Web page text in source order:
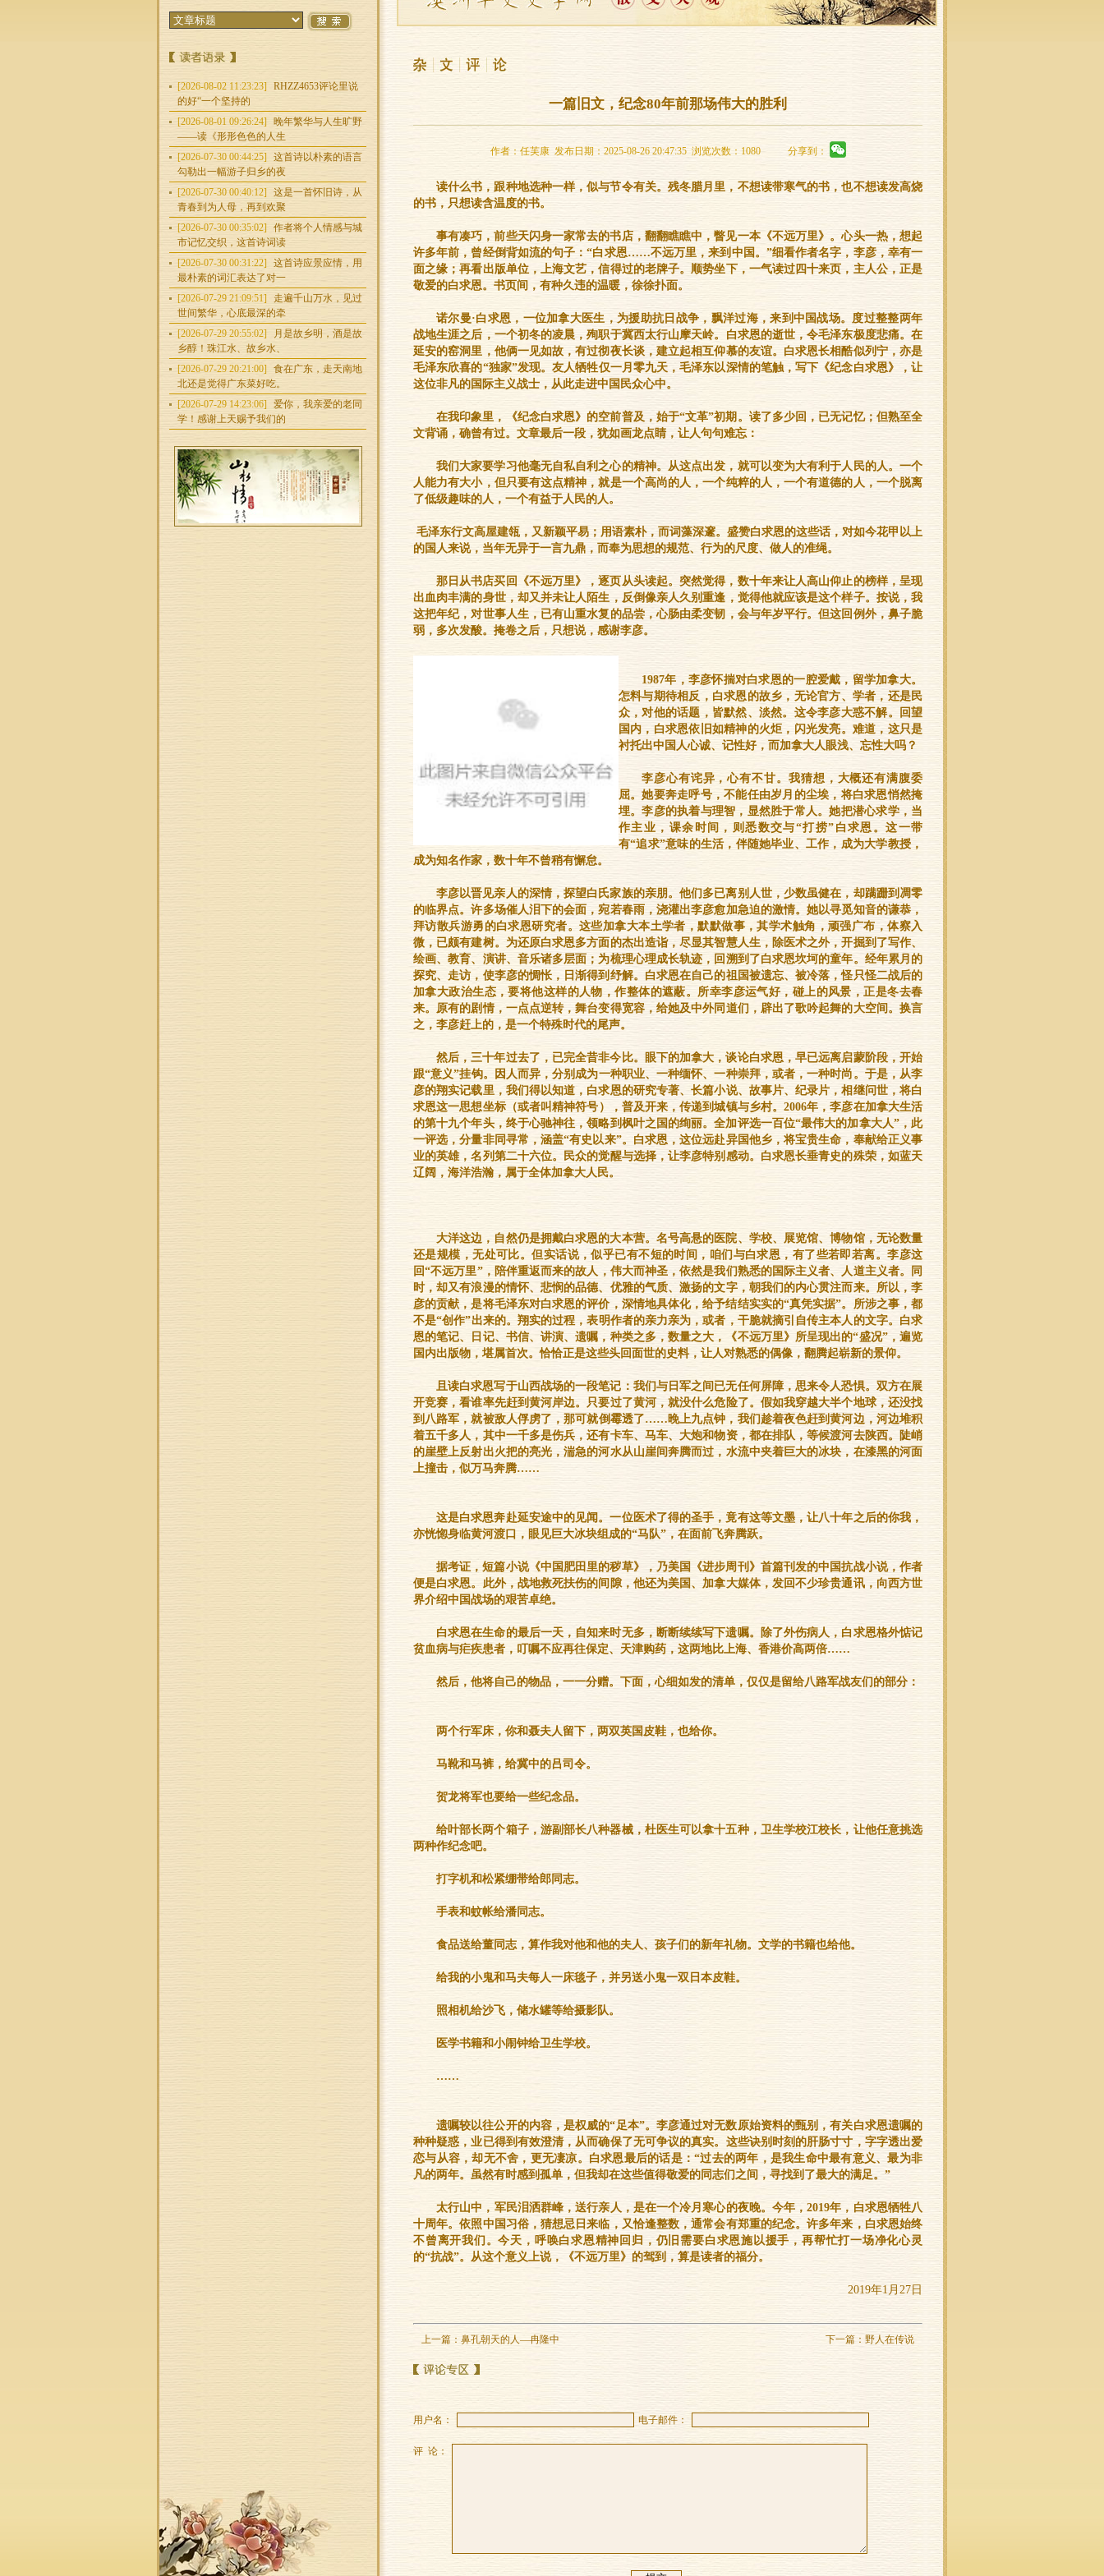
[2026-08-02 11:23:23]
RHZZ4653评论里说
的好“一个坚持的
[2026-08-01 09:26:24]
晚年繁华与人生旷野
——读《形形色色的人生
[2026-07-30 00:44:25]
这首诗以朴素的语言
勾勒出一幅游子归乡的夜
[2026-07-30 00:40:12]
这是一首怀旧诗，从
青春到为人母，再到欢聚
[2026-07-30 00:35:02]
作者将个人情感与城
市记忆交织，这首诗词读
[2026-07-30 00:31:22]
这首诗应景应情，用
最朴素的词汇表达了对一
[2026-07-29 21:09:51]
走遍千山万水，见过
世间繁华，心底最深的牵
[2026-07-29 20:55:02]
月是故乡明，酒是故
乡醇！珠江水、故乡水、
[2026-07-29 20:21:00]
食在广东，走天南地
北还是觉得广东菜好吃。
[2026-07-29 14:23:06]
爱你，我亲爱的老同
学！感谢上天赐予我们的
一篇旧文，纪念80年前那场伟大的胜利
作者：任芙康 发布日期：2025-08-26 20:47:35 浏览次数：1080 分享到：
读什么书，跟种地选种一样，似与节令有关。残冬腊月里，不想读带寒气的书，也不想读发高烧
的书，只想读含温度的书。
事有凑巧，前些天闪身一家常去的书店，翻翻瞧瞧中，瞥见一本《不远万里》。心头一热，想起
许多年前，曾经倒背如流的句子：“白求恩……不远万里，来到中国。”细看作者名字，李彦，幸有一
面之缘；再看出版单位，上海文艺，信得过的老牌子。顺势坐下，一气读过四十来页，主人公，正是
敬爱的白求恩。书页间，有种久违的温暖，徐徐扑面。
诺尔曼·白求恩，一位加拿大医生，为援助抗日战争，飘洋过海，来到中国战场。度过整整两年
战地生涯之后，一个初冬的凌晨，殉职于冀西太行山摩天岭。白求恩的逝世，令毛泽东极度悲痛。在
延安的窑洞里，他俩一见如故，有过彻夜长谈，建立起相互仰慕的友谊。白求恩长相酷似列宁，亦是
毛泽东欣喜的“独家”发现。友人牺牲仅一月零九天，毛泽东以深情的笔触，写下《纪念白求恩》，让
这位非凡的国际主义战士，从此走进中国民众心中。
在我印象里，《纪念白求恩》的空前普及，始于“文革”初期。读了多少回，已无记忆；但熟至全
文背诵，确曾有过。文章最后一段，犹如画龙点睛，让人句句难忘：
我们大家要学习他毫无自私自利之心的精神。从这点出发，就可以变为大有利于人民的人。一个
人能力有大小，但只要有这点精神，就是一个高尚的人，一个纯粹的人，一个有道德的人，一个脱离
了低级趣味的人，一个有益于人民的人。
毛泽东行文高屋建瓴，又新颖平易；用语素朴，而词藻深邃。盛赞白求恩的这些话，对如今花甲以上
的国人来说，当年无异于一言九鼎，而奉为思想的规范、行为的尺度、做人的准绳。
那日从书店买回《不远万里》，逐页从头读起。突然觉得，数十年来让人高山仰止的榜样，呈现
出血肉丰满的身世，却又并未让人陌生，反倒像亲人久别重逢，觉得他就应该是这个样子。按说，我
这把年纪，对世事人生，已有山重水复的品尝，心肠由柔变韧，会与年岁平行。但这回例外，鼻子脆
弱，多次发酸。掩卷之后，只想说，感谢李彦。
1987年，李彦怀揣对白求恩的一腔爱戴，留学加拿大。
怎料与期待相反，白求恩的故乡，无论官方、学者，还是民
众，对他的话题，皆默然、淡然。这令李彦大惑不解。回望
国内，白求恩依旧如精神的火炬，闪光发亮。难道，这只是
衬托出中国人心诚、记性好，而加拿大人眼浅、忘性大吗？
李彦心有诧异，心有不甘。我猜想，大概还有满腹委
屈。她要奔走呼号，不能任由岁月的尘埃，将白求恩悄然掩
埋。李彦的执着与理智，显然胜于常人。她把潜心求学，当
作主业，课余时间，则悉数交与“打捞”白求恩。这一带
有“追求”意味的生活，伴随她毕业、工作，成为大学教授，
成为知名作家，数十年不曾稍有懈怠。
李彦以晋见亲人的深情，探望白氏家族的亲朋。他们多已离别人世，少数虽健在，却蹒跚到凋零
的临界点。许多场催人泪下的会面，宛若春雨，浇灌出李彦愈加急迫的激情。她以寻觅知音的谦恭，
拜访散兵游勇的白求恩研究者。这些加拿大本土学者，默默做事，其学术触角，顽强广布，体察入
微，已颇有建树。为还原白求恩多方面的杰出造诣，尽显其智慧人生，除医术之外，开掘到了写作、
绘画、教育、演讲、音乐诸多层面；为梳理心理成长轨迹，回溯到了白求恩坎坷的童年。经年累月的
探究、走访，使李彦的惆怅，日渐得到纾解。白求恩在自己的祖国被遗忘、被冷落，怪只怪二战后的
加拿大政治生态，要将他这样的人物，作整体的遮蔽。所幸李彦运气好，碰上的风景，正是冬去春
来。原有的剧情，一点点逆转，舞台变得宽容，给她及中外同道们，辟出了歌吟起舞的大空间。换言
之，李彦赶上的，是一个特殊时代的尾声。
然后，三十年过去了，已完全昔非今比。眼下的加拿大，谈论白求恩，早已远离启蒙阶段，开始
跟“意义”挂钩。因人而异，分别成为一种职业、一种缅怀、一种崇拜，或者，一种时尚。于是，从李
彦的翔实记载里，我们得以知道，白求恩的研究专著、长篇小说、故事片、纪录片，相继问世，将白
求恩这一思想坐标（或者叫精神符号），普及开来，传递到城镇与乡村。2006年，李彦在加拿大生活
的第十九个年头，终于心驰神往，领略到枫叶之国的绚丽。全加评选一百位“最伟大的加拿大人”，此
一评选，分量非同寻常，涵盖“有史以来”。白求恩，这位远赴异国他乡，将宝贵生命，奉献给正义事
业的英雄，名列第二十六位。民众的觉醒与选择，让李彦特别感动。白求恩长垂青史的殊荣，如蓝天
辽阔，海洋浩瀚，属于全体加拿大人民。
大洋这边，自然仍是拥戴白求恩的大本营。名号高悬的医院、学校、展览馆、博物馆，无论数量
还是规模，无处可比。但实话说，似乎已有不短的时间，咱们与白求恩，有了些若即若离。李彦这
回“不远万里”，陪伴重返而来的故人，伟大而神圣，依然是我们熟悉的国际主义者、人道主义者。同
时，却又有浪漫的情怀、悲悯的品德、优雅的气质、激扬的文字，朝我们的内心贯注而来。所以，李
彦的贡献，是将毛泽东对白求恩的评价，深情地具体化，给予结结实实的“真凭实据”。所涉之事，都
不是“创作”出来的。翔实的过程，表明作者的亲力亲为，或者，干脆就摘引自传主本人的文字。白求
恩的笔记、日记、书信、讲演、遗嘱，种类之多，数量之大，《不远万里》所呈现出的“盛况”，遍览
国内出版物，堪属首次。恰恰正是这些头回面世的史料，让人对熟悉的偶像，翻腾起崭新的景仰。
且读白求恩写于山西战场的一段笔记： 我们与日军之间已无任何屏障，思来令人恐惧。双方在展
开竞赛，看谁率先赶到黄河岸边。只要过了黄河，就没什么危险了。假如我穿越大半个地球，还没找
到八路军，就被敌人俘虏了，那可就倒霉透了……晚上九点钟，我们趁着夜色赶到黄河边，河边堆积
着五千多人，其中一千多是伤兵，还有卡车、马车、大炮和物资，都在排队，等候渡河去陕西。陡峭
的崖壁上反射出火把的亮光，湍急的河水从山崖间奔腾而过，水流中夹着巨大的冰块，在漆黑的河面
上撞击，似万马奔腾……
这是白求恩奔赴延安途中的见闻。一位医术了得的圣手，竟有这等文墨，让八十年之后的你我，
亦恍惚身临黄河渡口，眼见巨大冰块组成的“马队”，在面前飞奔腾跃。
据考证，短篇小说《中国肥田里的秽草》，乃美国《进步周刊》首篇刊发的中国抗战小说，作者
便是白求恩。此外，战地救死扶伤的间隙，他还为美国、加拿大媒体，发回不少珍贵通讯，向西方世
界介绍中国战场的艰苦卓绝。
白求恩在生命的最后一天，自知来时无多，断断续续写下遗嘱。除了外伤病人，白求恩格外惦记
贫血病与疟疾患者，叮嘱不应再往保定、天津购药，这两地比上海、香港价高两倍……
然后，他将自己的物品，一一分赠。下面，心细如发的清单，仅仅是留给八路军战友们的部分：
两个行军床，你和聂夫人留下，两双英国皮鞋，也给你。
马靴和马裤，给冀中的吕司令。
贺龙将军也要给一些纪念品。
给叶部长两个箱子，游副部长八种器械，杜医生可以拿十五种，卫生学校江校长，让他任意挑选
两种作纪念吧。
打字机和松紧绷带给郎同志。
手表和蚊帐给潘同志。
食品送给董同志，算作我对他和他的夫人、孩子们的新年礼物。文学的书籍也给他。
给我的小鬼和马夫每人一床毯子，并另送小鬼一双日本皮鞋。
照相机给沙飞，储水罐等给摄影队。
医学书籍和小闹钟给卫生学校。
……
遗嘱较以往公开的内容，是权威的“足本”。李彦通过对无数原始资料的甄别，有关白求恩遗嘱的
种种疑惑，业已得到有效澄清，从而确保了无可争议的真实。这些诀别时刻的肝肠寸寸，字字透出爱
恋与从容，却无不舍，更无凄凉。白求恩最后的话是：“过去的两年，是我生命中最有意义、最为非
凡的两年。虽然有时感到孤单，但我却在这些值得敬爱的同志们之间，寻找到了最大的满足。”
太行山中，军民泪洒群峰，送行亲人，是在一个冷月寒心的夜晚。今年，2019年，白求恩牺牲八
十周年。依照中国习俗，猜想忌日来临，又恰逢整数，通常会有郑重的纪念。许多年来，白求恩始终
不曾离开我们。今天，呼唤白求恩精神回归，仍旧需要白求恩施以援手，再帮忙打一场净化心灵
的“抗战”。从这个意义上说，《不远万里》的驾到，算是读者的福分。
2019年1月27日
上一篇： 鼻孔朝天的人—冉隆中 下一篇： 野人在传说
用户名： 电子邮件：
评 论：